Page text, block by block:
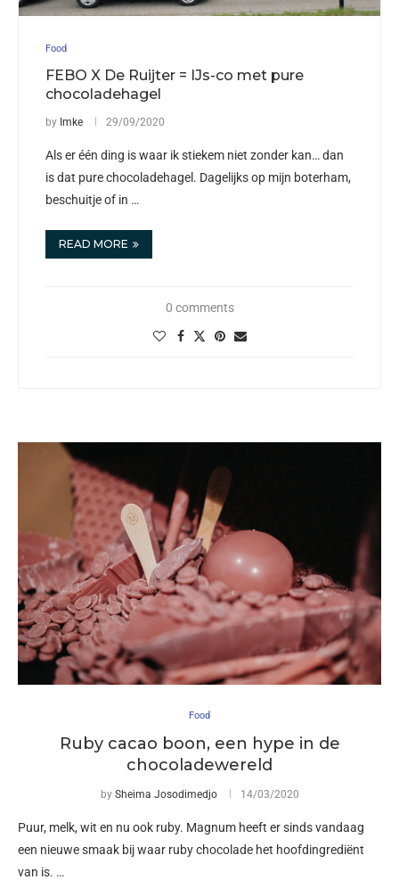
Food
FEBO X De Ruijter = IJs-co met pure
chocoladehagel
by Imke 29/09/2020
Als er één ding is waar ik stiekem niet zonder kan… dan
is dat pure chocoladehagel. Dagelijks op mijn boterham,
beschuitje of in …
READ MORE
0 comments
Food
Ruby cacao boon, een hype in de
chocoladewereld
by Sheima Josodimedjo 14/03/2020
Puur, melk, wit en nu ook ruby. Magnum heeft er sinds vandaag
een nieuwe smaak bij waar ruby chocolade het hoofdingrediënt
van is. …